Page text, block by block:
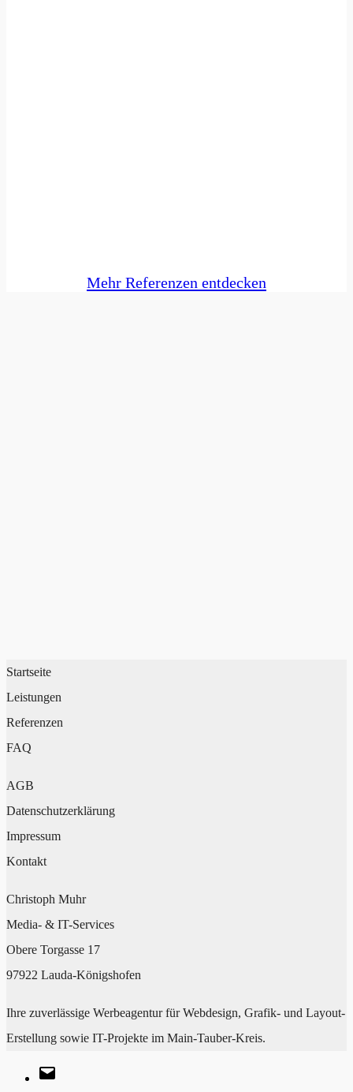
Mehr Referenzen entdecken
Startseite
Leistungen
Referenzen
FAQ
AGB
Datenschutzerklärung
Impressum
Kontakt
Christoph Muhr
Media- & IT-Services
Obere Torgasse 17
97922 Lauda-Königshofen
Ihre zuverlässige Werbeagentur für Webdesign, Grafik- und Layout-
Erstellung sowie IT-Projekte im Main-Tauber-Kreis.